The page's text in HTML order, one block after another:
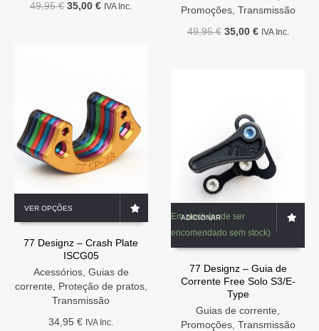
49,95€ O
35,00€OIVA Inc.
Promoções, Transmissão
49,95€ O
35,00 €OIVA Inc.
VER OPÇÕES
product
multiple
options
77 Designz – Crash Plate
ISCG05
Acessórios, Guias de
corrente
Proteção de pratos,
Transmissão
34,95€ IVA Inc.
ADICIONAR
Em stock (pode ser
encomendado sem stock)
77 Designz – Guia de
Corrente Free Solo S3/E-
Type
Guias de corrente
Promoções, Transmissão